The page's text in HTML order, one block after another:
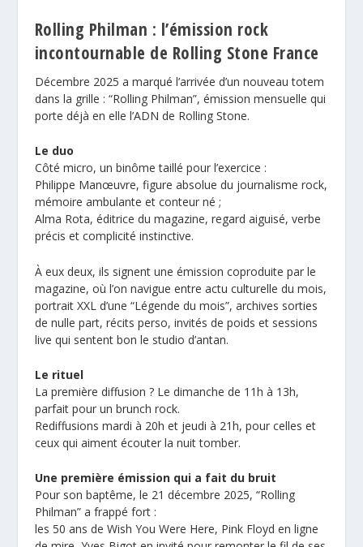
Rolling Philman : l’émission rock
incontournable de Rolling Stone France
Décembre 2025 a marqué l’arrivée d’un nouveau totem
dans la grille : “Rolling Philman”, émission mensuelle qui
porte déjà en elle l’ADN de Rolling Stone.
Le duo
Côté micro, un binôme taillé pour l’exercice :
Philippe Manœuvre, figure absolue du journalisme rock,
mémoire ambulante et conteur né ;
Alma Rota, éditrice du magazine, regard aiguisé, verbe
précis et complicité instinctive.
À eux deux, ils signent une émission coproduite par le
magazine, où l’on navigue entre actu culturelle du mois,
portrait XXL d’une “Légende du mois”, archives sorties
de nulle part, récits perso, invités de poids et sessions
live qui sentent bon le studio d’antan.
Le rituel
La première diffusion ? Le dimanche de 11h à 13h,
parfait pour un brunch rock.
Rediffusions mardi à 20h et jeudi à 21h, pour celles et
ceux qui aiment écouter la nuit tomber.
Une première émission qui a fait du bruit
Pour son baptême, le 21 décembre 2025, “Rolling
Philman” a frappé fort :
les 50 ans de Wish You Were Here, Pink Floyd en ligne